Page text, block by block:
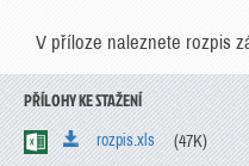
V příloze naleznete rozpis
PŘÍLOHY KE STAŽENÍ
rozpis.xls (47K)